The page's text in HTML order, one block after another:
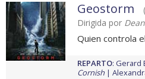
Geostorm
Dirigida por
Quien controla
REPARTO: Gerard
Cornish